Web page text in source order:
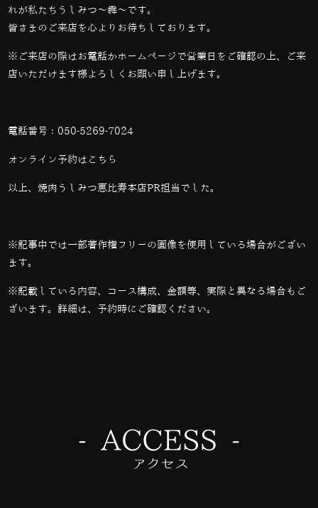
れが私たちうしみつ～犇～です。
皆さまのご来店を心よりお待ちしております。
※ご来店の際はお電話かホームページで営業日をご確認の上、ご来
店いただけます様よろしくお願い申し上げます。
電話番号： 050-5269-7024
オンライン予約は こちら
以上、焼肉うしみつ恵比寿本店PR担当でした。
※記事中では一部著作権フリーの画像を使用している場合がござい
ます。
※記載している内容、コース構成、金額等、実際と異なる場合もご
ざいます。詳細は、予約時にご確認ください。